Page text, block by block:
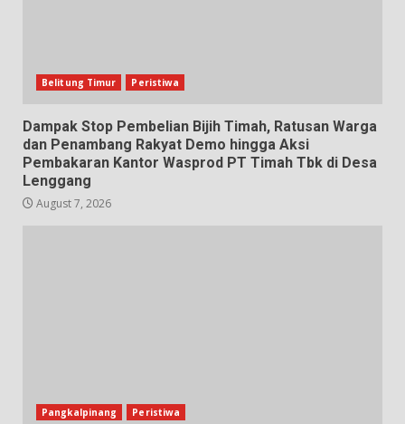
Belitung Timur Peristiwa
Dampak Stop Pembelian Bijih Timah, Ratusan Warga
dan Penambang Rakyat Demo hingga Aksi
Pembakaran Kantor Wasprod PT Timah Tbk di Desa
Lenggang
August 7, 2026
Pangkalpinang Peristiwa